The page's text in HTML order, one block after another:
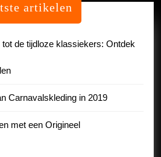
artikelen
de tijdloze klassiekers: Ontdek
Carnavalskleding in 2019
met een Origineel